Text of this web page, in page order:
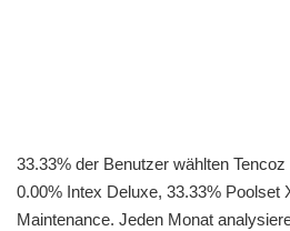
33.33% der Benutzer wählten
0.00% Intex Deluxe, 33.33% Poolset
Maintenance. Jeden Monat